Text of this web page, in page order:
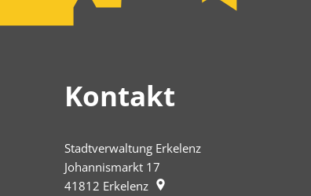
Kontakt
Stadtverwaltung Erkelenz
Johannismarkt 17
41812 Erkelenz